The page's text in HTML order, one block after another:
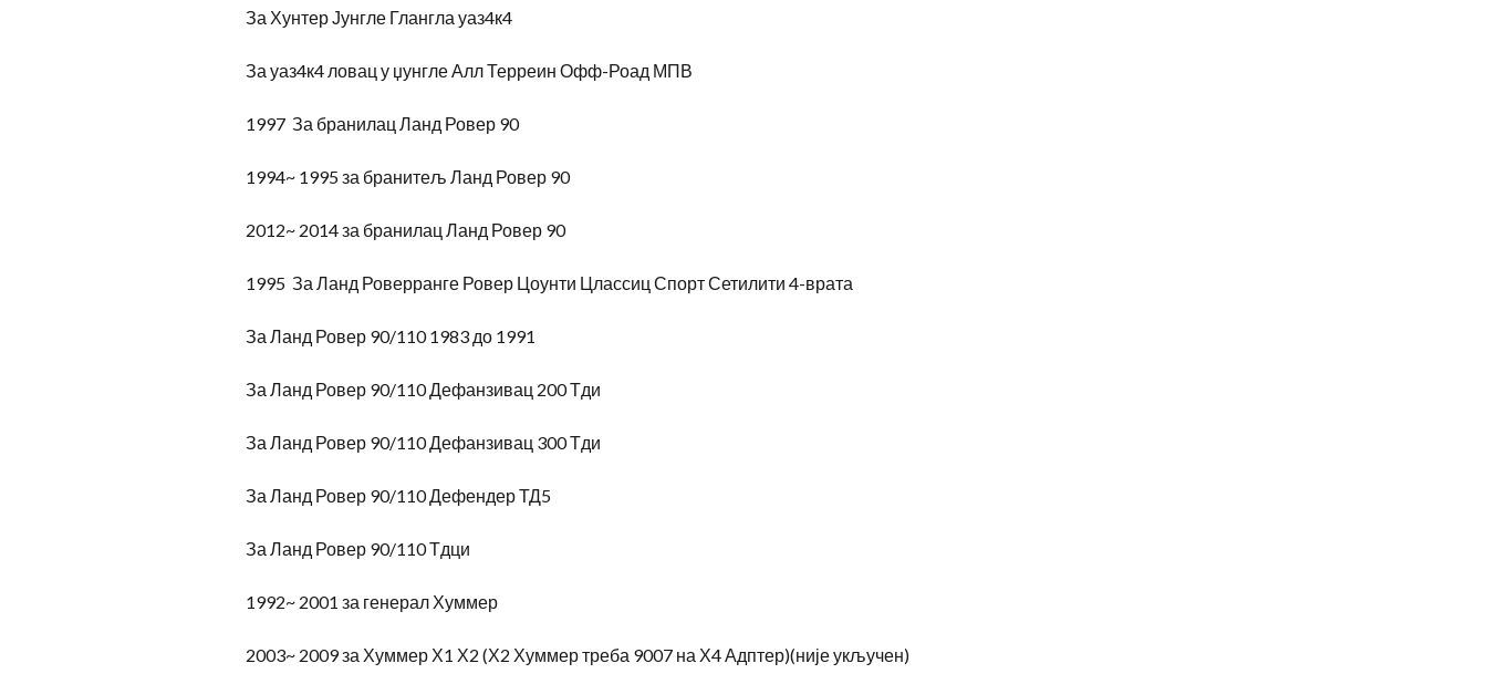
За Хунтер Јунгле Глангла уаз4к4
За уаз4к4 ловац у џунгле Алл Терреин Офф-Роад МПВ
1997 За бранилац Ланд Ровер 90
1994~ 1995 за бранитељ Ланд Ровер 90
2012~ 2014 за бранилац Ланд Ровер 90
1995 За Ланд Роверранге Ровер Цоунти Цлассиц Спорт Сетилити 4-врата
За Ланд Ровер 90/110 1983 до 1991
За Ланд Ровер 90/110 Дефанзивац 200 Тди
За Ланд Ровер 90/110 Дефанзивац 300 Тди
За Ланд Ровер 90/110 Дефендер ТД5
За Ланд Ровер 90/110 Тдци
1992~ 2001 за генерал Хуммер
2003~ 2009 за Хуммер Х1 Х2 (Х2 Хуммер треба 9007 на Х4 Адптер)(није укључен)